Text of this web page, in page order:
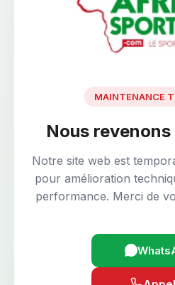
MAINTENANCE
Nous
Notre site web est
pour amélioration
performance. Merci de